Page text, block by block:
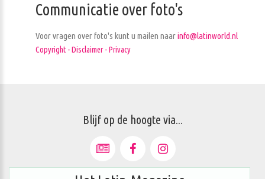
Communicatie over foto's
Voor vragen over foto's kunt u mailen naarinfo@latinworld.nl
Copyright - Disclaimer - Privacy
Blijf op de hoogte via...